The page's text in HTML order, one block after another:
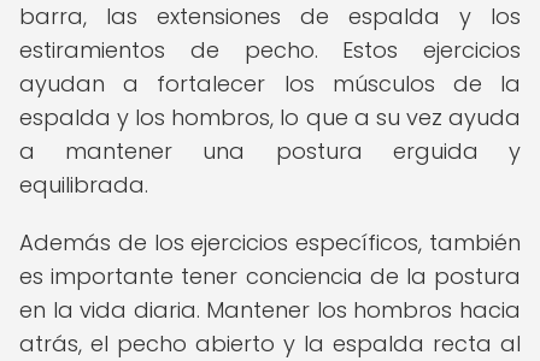
barra, las extensiones de espalda y los
estiramientos de pecho. Estos ejercicios
ayudan a fortalecer los músculos de la
espalda y los hombros, lo que a su vez ayuda
a mantener una postura erguida y
equilibrada.
Además de los ejercicios específicos, también
es importante tener conciencia de la postura
en la vida diaria. Mantener los hombros hacia
atrás, el pecho abierto y la espalda recta al